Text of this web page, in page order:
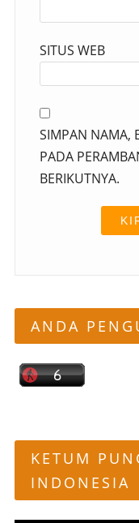
SITUS WEB
SIMPAN NAMA,
PADA
BERIKUTNYA.
ANDA
KETUM
INDONESIA